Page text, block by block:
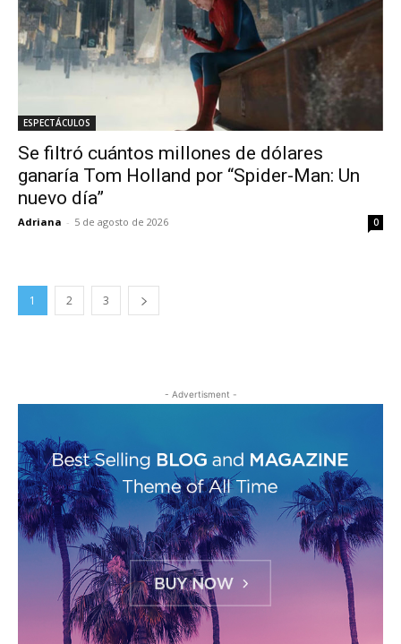
ESPECTÁCULOS
Se filtró cuántos millones de dólares
ganaría Tom Holland por “Spider-Man: Un
nuevo día”
Adriana - 5 de agosto de 2026 0
1 2 3
- Advertisment -